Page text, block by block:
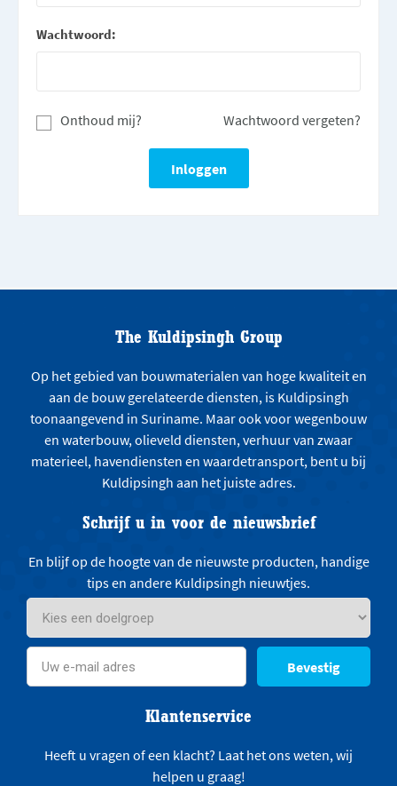
Wachtwoord:
Wachtwoord vergeten?
Onthoud mij?
The Kuldipsingh Group
Op het gebied van bouwmaterialen van hoge kwaliteit en
aan de bouw gerelateerde diensten, is Kuldipsingh
toonaangevend in Suriname. Maar ook voor wegenbouw
en waterbouw, olieveld diensten, verhuur van zwaar
materieel, havendiensten en waardetransport, bent u bij
Kuldipsingh aan het juiste adres.
Schrijf u in voor de nieuwsbrief
En blijf op de hoogte van de nieuwste producten, handige
tips en andere Kuldipsingh nieuwtjes.
Bevestig
Klantenservice
Heeft u vragen of een klacht? Laat het ons weten, wij
helpen u graag!